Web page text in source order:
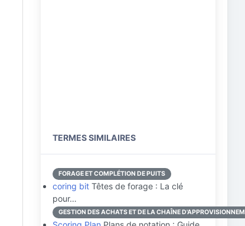
TERMES SIMILAIRES
FORAGE ET COMPLÉTION DE PUITS
coring bit Têtes de forage : La clé
pour…
GESTION DES ACHATS ET DE LA CHAÎNE